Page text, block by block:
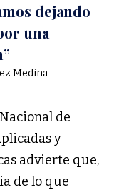
dejando
una
Medina
de
y
advierte que,
de lo que